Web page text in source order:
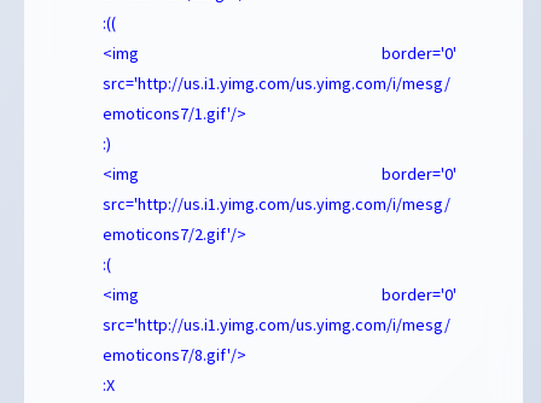
:((
<img border='0'
src='http://us.i1.yimg.com/us.yimg.com/i/mesg/
emoticons7/1.gif'/>
:)
<img border='0'
src='http://us.i1.yimg.com/us.yimg.com/i/mesg/
emoticons7/2.gif'/>
:(
<img border='0'
src='http://us.i1.yimg.com/us.yimg.com/i/mesg/
emoticons7/8.gif'/>
:X